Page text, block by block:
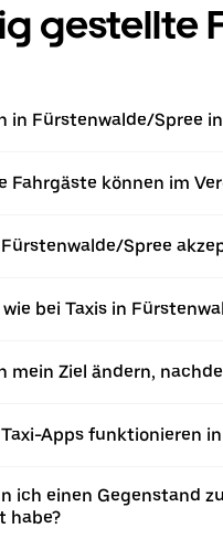
gestellte
in Fürstenwalde/Spree
Fahrgäste können im
Spree
bei Taxis in
mein Ziel ändern,
Apps funktionieren
ich einen Gegenstand
habe?